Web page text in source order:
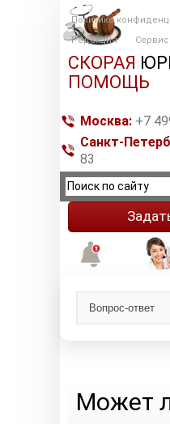
Политика
Редакция
СКОРАЯ
ПОМОЩЬ
Москва: +7
Санкт-
83
Может